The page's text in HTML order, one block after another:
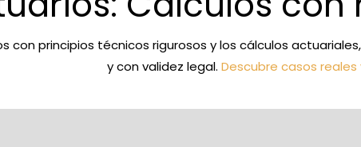
con principios técnicos rigurosos y los cálculos
y con validez legal. Descubre casos